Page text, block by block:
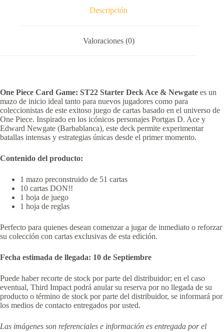
Descripción
Valoraciones (0)
One Piece Card Game: ST22 Starter Deck Ace & Newgate es un
mazo de inicio ideal tanto para nuevos jugadores como para
coleccionistas de este exitoso juego de cartas basado en el universo de
One Piece. Inspirado en los icónicos personajes Portgas D. Ace y
Edward Newgate (Barbablanca), este deck permite experimentar
batallas intensas y estrategias únicas desde el primer momento.
Contenido del producto:
1 mazo preconstruido de 51 cartas
10 cartas DON!!
1 hoja de juego
1 hoja de reglas
Perfecto para quienes desean comenzar a jugar de inmediato o reforzar
su colección con cartas exclusivas de esta edición.
Fecha estimada de llegada: 10 de Septiembre
Puede haber recorte de stock por parte del distribuidor; en el caso
eventual, Third Impact podrá anular su reserva por no llegada de su
producto o término de stock por parte del distribuidor, se informará por
los medios de contacto entregados por usted.
Las imágenes son referenciales e información es entregada por el